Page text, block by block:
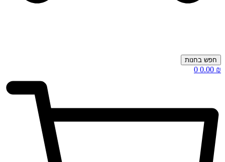
חפש בחנות
0.00 ₪
0